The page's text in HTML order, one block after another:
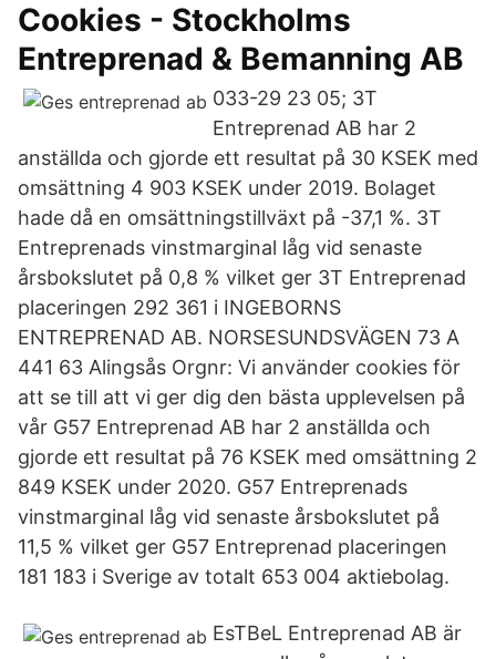
Cookies - Stockholms
Entreprenad & Bemanning AB
033-29 23 05; 3T
Entreprenad AB har 2
anställda och gjorde ett resultat på 30 KSEK med
omsättning 4 903 KSEK under 2019. Bolaget
hade då en omsättningstillväxt på -37,1 %. 3T
Entreprenads vinstmarginal låg vid senaste
årsbokslutet på 0,8 % vilket ger 3T Entreprenad
placeringen 292 361 i INGEBORNS
ENTREPRENAD AB. NORSESUNDSVÄGEN 73 A
441 63 Alingsås Orgnr: Vi använder cookies för
att se till att vi ger dig den bästa upplevelsen på
vår G57 Entreprenad AB har 2 anställda och
gjorde ett resultat på 76 KSEK med omsättning 2
849 KSEK under 2020. G57 Entreprenads
vinstmarginal låg vid senaste årsbokslutet på
11,5 % vilket ger G57 Entreprenad placeringen
181 183 i Sverige av totalt 653 004 aktiebolag.
EsTBeL Entreprenad AB är